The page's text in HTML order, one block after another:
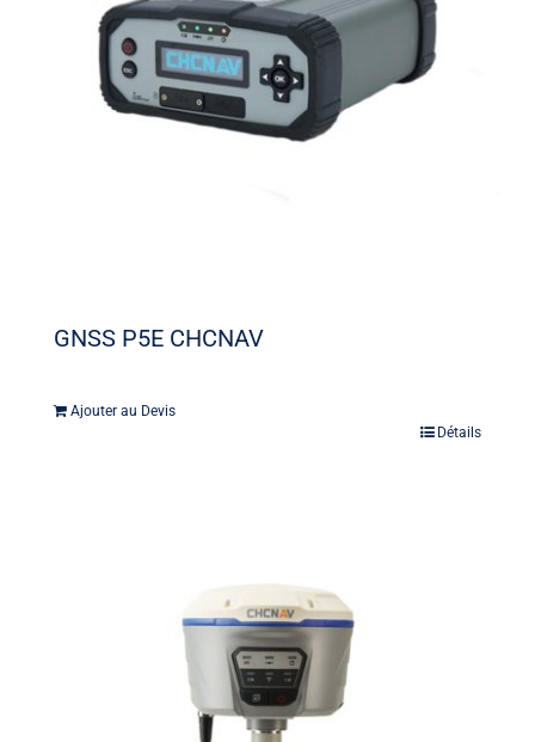
GNSS P5E CHCNAV
Ajouter au Devis
Détails